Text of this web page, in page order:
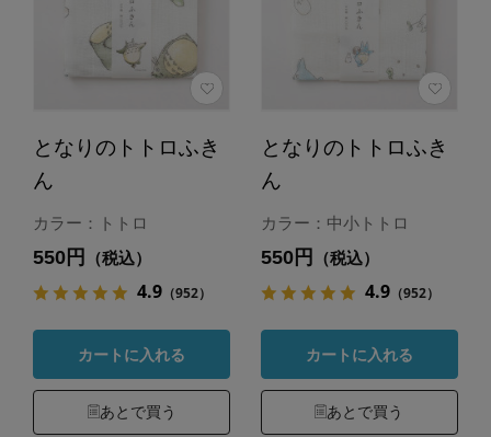
となりのトトロふき
ん
カラー：トトロ
550円 （税込）
4.9（952）
カートに入れる
あとで買う
となりのトトロふき
ん
カラー：中小トトロ
550円 （税込）
4.9（952）
カートに入れる
あとで買う